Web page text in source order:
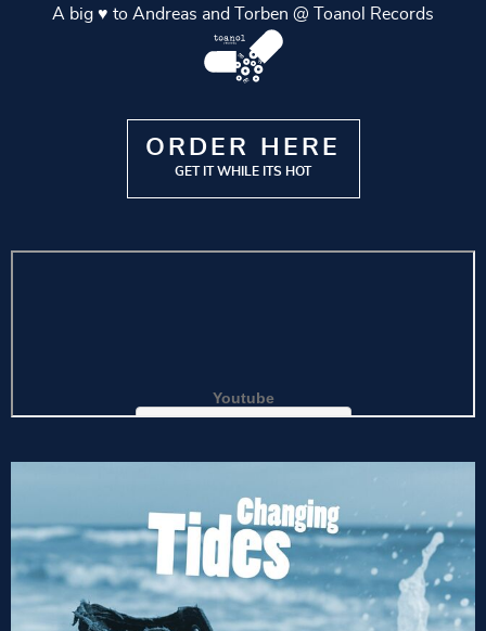
A big ♥️ to Andreas and Torben @ Toanol Records
ORDER HERE
GET IT WHILE IT´S HOT